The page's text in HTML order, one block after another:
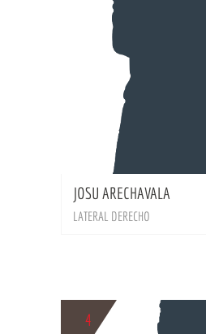
JOSU ARECHAVALA
LATERAL DERECHO
4